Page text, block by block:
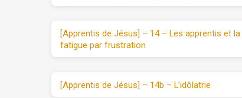
[Apprentis de Jésus] – 14 – Les apprentis et la
fatigue par frustration
[Apprentis de Jésus] – 14b – L’idôlatrie